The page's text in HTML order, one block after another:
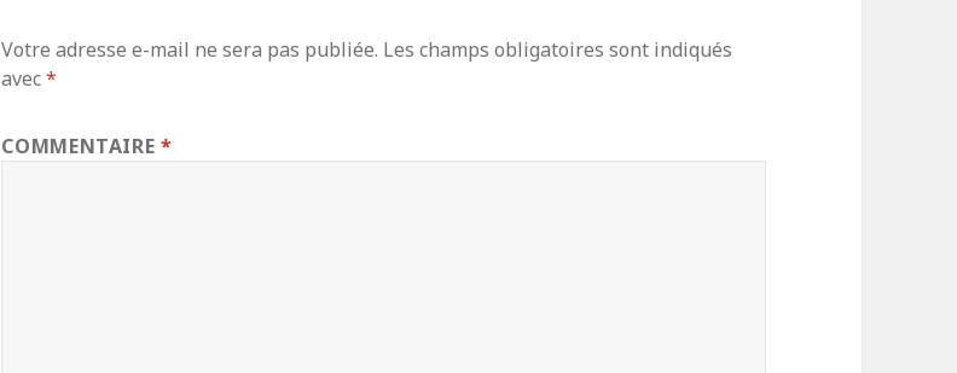
Votre adresse e-mail ne sera pas publiée. Les champs obligatoires sont indiqués
avec*
COMMENTAIRE*